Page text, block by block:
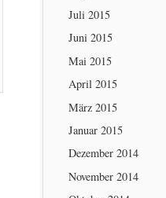
Juli 2015
Juni 2015
Mai 2015
April 2015
März 2015
Januar 2015
Dezember 2014
November 2014